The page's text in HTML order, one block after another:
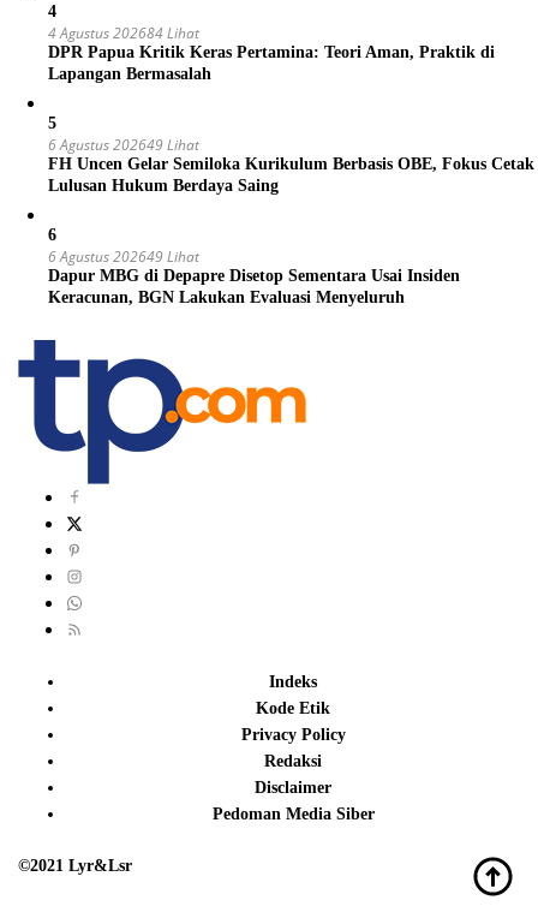
4
4 Agustus 202684 Lihat
DPR Papua Kritik Keras Pertamina: Teori Aman, Praktik di
Lapangan Bermasalah
5
6 Agustus 202649 Lihat
FH Uncen Gelar Semiloka Kurikulum Berbasis OBE, Fokus Cetak
Lulusan Hukum Berdaya Saing
6
6 Agustus 202649 Lihat
Dapur MBG di Depapre Disetop Sementara Usai Insiden
Keracunan, BGN Lakukan Evaluasi Menyeluruh
Indeks
Kode Etik
Privacy Policy
Redaksi
Disclaimer
Pedoman Media Siber
©2021 Lyr&Lsr